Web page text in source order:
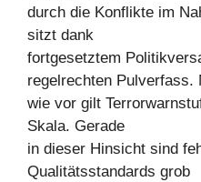
durch die Konflikte im
sitzt dank
fortgesetztem
regelrechten Pulverfass.
wie vor gilt
Skala. Gerade
in dieser Hinsicht sind
Qualitätsstandards grob